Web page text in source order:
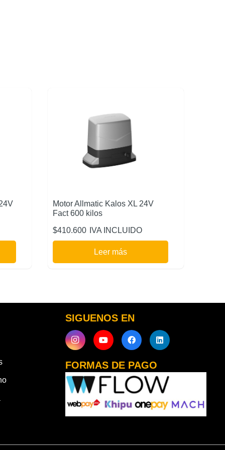
Motor Allmatic Kalos XL 24V
Fact 600 kilos
$410.600 IVA INCLUIDO
Leer más
SIGUENOS EN
FORMAS DE PAGO